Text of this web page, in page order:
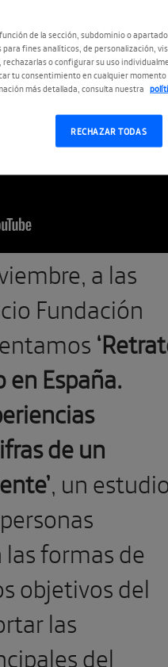
a las
Fundación
España.
de un
, un
formas de
objetivos del
las
del
de la sección, subdominio o
fines analíticos, de personalización,
o configurar su uso
tu consentimiento en cualquier momento
más detallada, consulta nuestra
RECHAZAR TODAS